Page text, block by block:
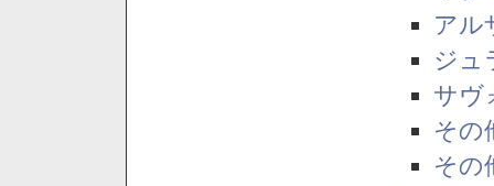
アル
ジュ
サヴ
その
その